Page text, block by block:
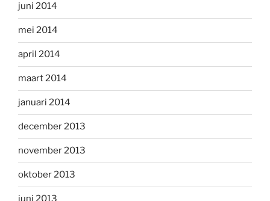
juni 2014
mei 2014
april 2014
maart 2014
januari 2014
december 2013
november 2013
oktober 2013
juni 2013